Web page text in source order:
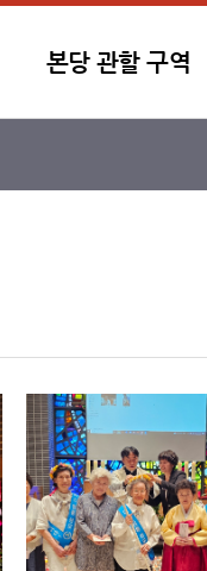
본당 관할 구역